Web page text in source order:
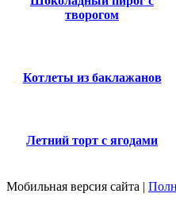
творогом
Котлеты из баклажанов
Летний торт с ягодами
Мобильная версия сайта |